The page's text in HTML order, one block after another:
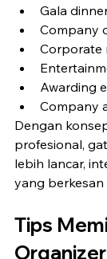
Gala
Company
Corporate
Awarding
Company
Dengan
profesional,
lebih lancar,
yang
Tips